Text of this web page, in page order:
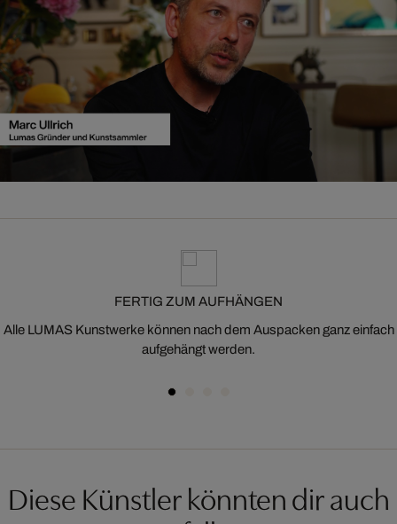
FERTIG ZUM AUFHÄNGEN
Alle LUMAS Kunstwerke können nach dem Auspacken ganz einfach
aufgehängt werden.
Diese Künstler könnten dir auch